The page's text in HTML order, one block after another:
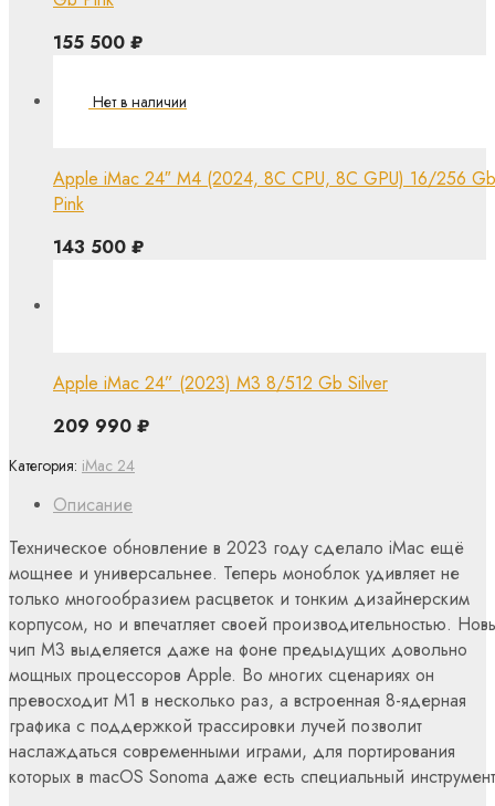
Описание
Техническое обновление в 2023 году сделало iMac ещё
мощнее и универсальнее. Теперь моноблок удивляет не
только многообразием расцветок и тонким дизайнерским
корпусом, но и впечатляет своей производительностью.
чип M3 выделяется даже на фоне предыдущих довольно
мощных процессоров Apple. Во многих сценариях он
превосходит M1 в несколько раз, а встроенная 8-ядерная
графика с поддержкой трассировки лучей позволит
наслаждаться современными играми, для портирования
которых в macOS Sonoma даже есть специальный
Категория: iMac 24
155 500 ₽
Apple iMac 24″ M4 (2024, 8C CPU, 8C GPU) 16/256 Gb
Pink
143 500 ₽
Apple iMac 24” (2023) M3 8/512 Gb Silver
209 990 ₽